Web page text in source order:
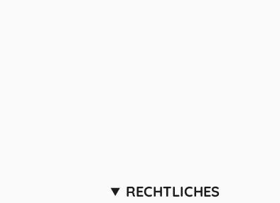
RECHTLICHES